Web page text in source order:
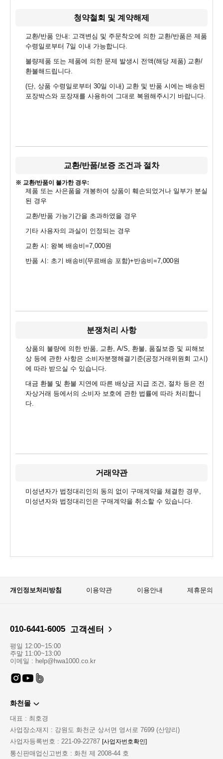
청약철회 및 계약해제
교환/반품 안내: 고객변심 및 주문착오에 의한 교환/반품은 제품
수령일로부터 7일 이내 가능합니다.
불량제품 또는 제품에 의한 문제 발생시 전액(해당 제품) 교환/
환불해드립니다.
(단, 상품 수령일로부터 30일 이내) 교환 및 반품 시에는 배송된
포장박스와 포장재를 사용하여 그대로 복원해주시기 바랍니다.
교환/반품/보증 조건과 절차
※ 교환/반품이 불가한 경우:
제품 또는 사은품을 개봉하여 상품이 훼손되었거나 일부가 분실
된 경우
교환/반품 가능기간을 초과하였을 경우
기타 사용자의 과실이 인정되는 경우
교환 시: 왕복 배송비=7,000원
반품 시: 초기 배송비(무료배송 포함)+반송비=7,000원
분쟁처리 사항
상품의 불량에 의한 반품, 교환, A/S, 환불, 품질보증 및 피해보
상 등에 관한 사항은 소비자분쟁해결기준(공정거래위원회 고시)
에 따라 받으실 수 있습니다.
대금 환불 및 환불 지연에 따른 배상금 지급 조건, 절차 등은 전
자상거래 등에서의 소비자 보호에 관한 법률에 따라 처리합니
다.
거래약관
미성년자가 법정대리인의 동의 없이 구매계약을 체결한 경우,
미성년자와 법정대리인은 구매계약을 취소할 수 있습니다.
개인정보처리방침 이용약관 이용안내 제휴문의
010-6441-6005 고객센터
평일 12:00~15:00
주말 11:00~13:00
이메일 : help@hwa1000.co.kr
화천몰
대표 : 최호경
사업장소재지 : 강원도 화천군 상서면 영서로 7699 (산양리)
사업자등록번호 : 221-09-22787 [사업자번호확인]
통신판매업신고번호 : 화천 제 2008-44 호